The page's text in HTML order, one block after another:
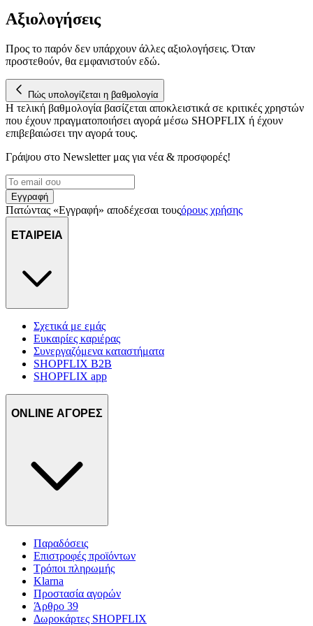
Αξιολογήσεις
Προς το παρόν δεν υπάρχουν άλλες αξιολογήσεις. Όταν
προστεθούν, θα εμφανιστούν εδώ.
Πώς υπολογίζεται η βαθμολογία
Η τελική βαθμολογία βασίζεται αποκλειστικά σε κριτικές χρηστών
που έχουν πραγματοποιήσει αγορά μέσω SHOPFLIX ή έχουν
επιβεβαιώσει την αγορά τους.
Γράψου στο Νewsletter μας για νέα & προσφορές!
Εγγραφή
Πατώντας «Εγγραφή» αποδέχεσαι τουςόρους χρήσης
ΕΤΑΙΡΕΙΑ
Σχετικά με εμάς
Ευκαιρίες καριέρας
Συνεργαζόμενα καταστήματα
SHOPFLIX B2B
SHOPFLIX app
ONLINE ΑΓΟΡΕΣ
Παραδόσεις
Επιστροφές προϊόντων
Τρόποι πληρωμής
Klarna
Προστασία αγορών
Άρθρο 39
Δωροκάρτες SHOPFLIX